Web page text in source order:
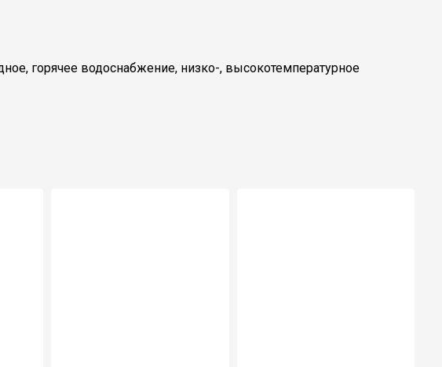
горячее водоснабжение, низко-, высокотемпературное